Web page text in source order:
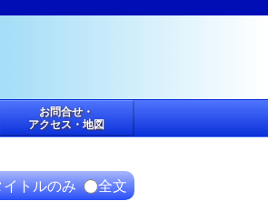
お問合せ・
アクセス・地図
イトルのみ 全文